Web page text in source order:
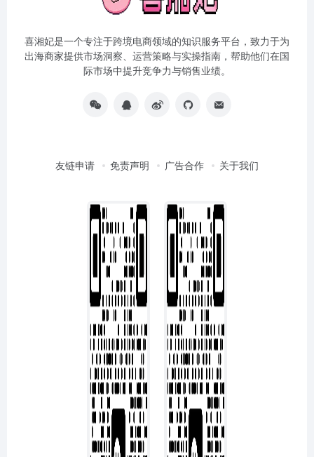
喜湘妃是一个专注于跨境电商领域的知识服务平台，致力于为
出海商家提供市场洞察、运营策略与实操指南，帮助他们在国
际市场中提升竞争力与销售业绩。
友链申请 免责声明 广告合作 关于我们